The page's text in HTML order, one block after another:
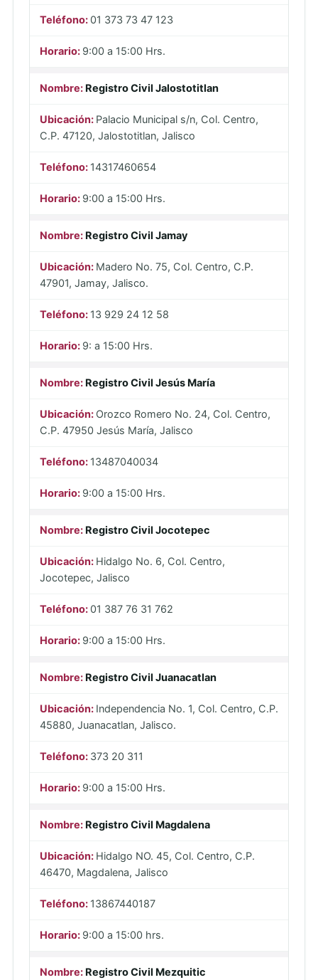
01 373 73 47 123
9:00 a 15:00 Hrs.
Registro Civil Jalostotitlan
Palacio Municipal s/n, Col. Centro,
C.P. 47120, Jalostotitlan, Jalisco
14317460654
9:00 a 15:00 Hrs.
Registro Civil Jamay
Madero No. 75, Col. Centro, C.P.
47901, Jamay, Jalisco.
13 929 24 12 58
9: a 15:00 Hrs.
Registro Civil Jesús María
Orozco Romero No. 24, Col. Centro,
C.P. 47950 Jesús María, Jalisco
13487040034
9:00 a 15:00 Hrs.
Registro Civil Jocotepec
Hidalgo No. 6, Col. Centro,
Jocotepec, Jalisco
01 387 76 31 762
9:00 a 15:00 Hrs.
Registro Civil Juanacatlan
Independencia No. 1, Col. Centro, C.P.
45880, Juanacatlan, Jalisco.
373 20 311
9:00 a 15:00 Hrs.
Registro Civil Magdalena
Hidalgo NO. 45, Col. Centro, C.P.
46470, Magdalena, Jalisco
13867440187
9:00 a 15:00 hrs.
Registro Civil Mezquitic